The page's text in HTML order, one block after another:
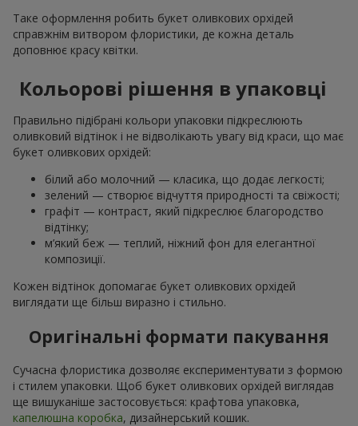
Таке оформлення робить букет оливкових орхідей
справжнім витвором флористики, де кожна деталь
доповнює красу квітки.
Кольорові рішення в упаковці
Правильно підібрані кольори упаковки підкреслюють
оливковий відтінок і не відволікають увагу від краси, що має
букет оливкових орхідей:
білий або молочний — класика, що додає легкості;
зелений — створює відчуття природності та свіжості;
графіт — контраст, який підкреслює благородство
відтінку;
м’який беж — теплий, ніжний фон для елегантної
композиції.
Кожен відтінок допомагає букет оливкових орхідей
виглядати ще більш виразно і стильно.
Оригінальні формати пакування
Сучасна флористика дозволяє експериментувати з формою
і стилем упаковки. Щоб букет оливкових орхідей виглядав
ще вишуканіше застосовується: крафтова упаковка,
капелюшна коробка, дизайнерський кошик.